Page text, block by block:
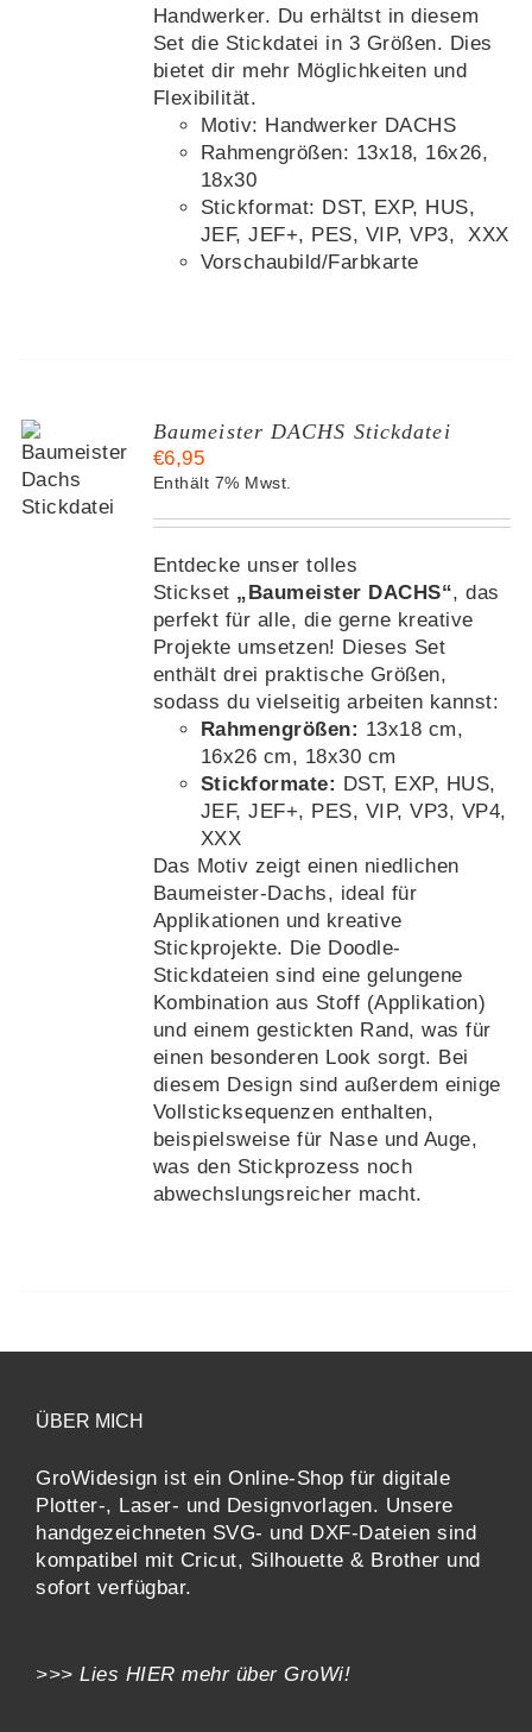
Handwerker. Du erhältst in diesem
Set die Stickdatei in 3 Größen. Dies
bietet dir mehr Möglichkeiten und
Flexibilität.
Motiv: Handwerker DACHS
Rahmengrößen: 13x18, 16x26,
18x30
Stickformat: DST, EXP, HUS,
JEF, JEF+, PES, VIP, VP3, XXX
Vorschaubild/Farbkarte
Baumeister DACHS Stickdatei
€6,95
Enthält 7% Mwst.
Entdecke unser tolles
Stickset „Baumeister DACHS“, das
perfekt für alle, die gerne kreative
Projekte umsetzen! Dieses Set
enthält drei praktische Größen,
sodass du vielseitig arbeiten kannst:
Rahmengrößen: 13x18 cm,
16x26 cm, 18x30 cm
Stickformate: DST, EXP, HUS,
JEF, JEF+, PES, VIP, VP3, VP4,
XXX
Das Motiv zeigt einen niedlichen
Baumeister-Dachs, ideal für
Applikationen und kreative
Stickprojekte. Die Doodle-
Stickdateien sind eine gelungene
Kombination aus Stoff (Applikation)
und einem gestickten Rand, was für
einen besonderen Look sorgt. Bei
diesem Design sind außerdem einige
Vollsticksequenzen enthalten,
beispielsweise für Nase und Auge,
was den Stickprozess noch
abwechslungsreicher macht.
ÜBER MICH
GroWidesign ist ein Online-Shop für digitale
Plotter-, Laser- und Designvorlagen. Unsere
handgezeichneten SVG- und DXF-Dateien sind
kompatibel mit Cricut, Silhouette & Brother und
sofort verfügbar.
>>> Lies HIER mehr über GroWi!